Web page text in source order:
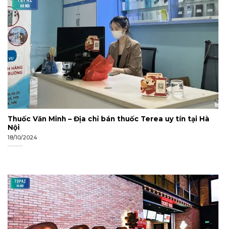
Thuốc Văn Minh – Địa chỉ bán thuốc Terea uy tín tại Hà
Nội
18/10/2024